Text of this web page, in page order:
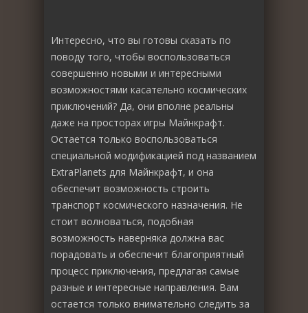
Интересно, что вы готовы сказать по
поводу того, чтобы воспользоваться
совершенно новыми и интересными
возможностями касательно космических
приключений? Да, они вполне реальны
даже на просторах игры Майнкрафт.
Остается только воспользоваться
специальной модификацией под названием
ExtraPlanets для Майнкрафт, и она
обеспечит возможность строить
транспорт космического назначения. Не
стоит волноваться, подобная
возможность наверняка должна вас
порадовать и обеспечит благоприятный
процесс приключения, предлагая самые
разные и интересные направления. Вам
остается только внимательно следить за